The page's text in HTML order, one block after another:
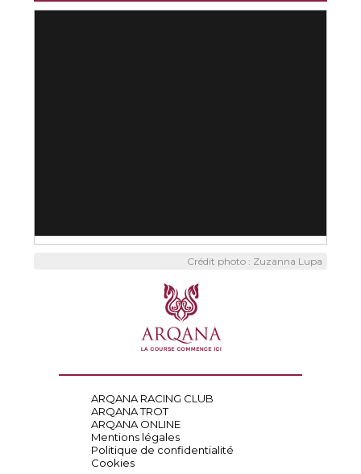
Crédit photo : Zuzanna Lupa
ARQANA RACING CLUB
ARQANA TROT
ARQANA ONLINE
Mentions légales
Politique de confidentialité
Cookies